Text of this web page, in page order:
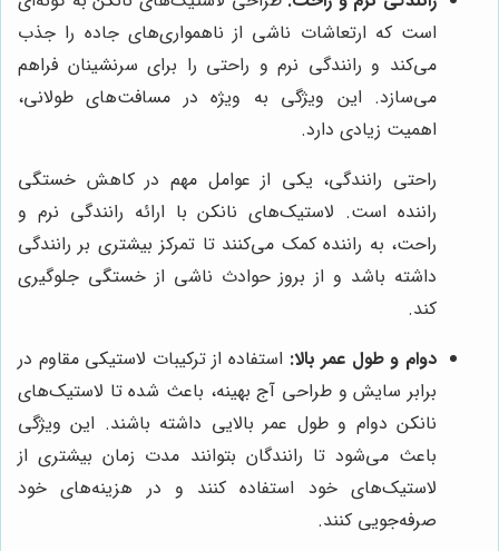
است که ارتعاشات ناشی از ناهمواری‌های جاده را جذب
می‌کند و رانندگی نرم و راحتی را برای سرنشینان فراهم
می‌سازد. این ویژگی به ویژه در مسافت‌های طولانی،
اهمیت زیادی دارد.
راحتی رانندگی، یکی از عوامل مهم در کاهش خستگی
راننده است. لاستیک‌های نانکن با ارائه رانندگی نرم و
راحت، به راننده کمک می‌کنند تا تمرکز بیشتری بر رانندگی
داشته باشد و از بروز حوادث ناشی از خستگی جلوگیری
کند.
دوام و طول عمر بالا: استفاده از ترکیبات لاستیکی مقاوم در
برابر سایش و طراحی آج بهینه، باعث شده تا لاستیک‌های
نانکن دوام و طول عمر بالایی داشته باشند. این ویژگی
باعث می‌شود تا رانندگان بتوانند مدت زمان بیشتری از
لاستیک‌های خود استفاده کنند و در هزینه‌های خود
صرفه‌جویی کنند.